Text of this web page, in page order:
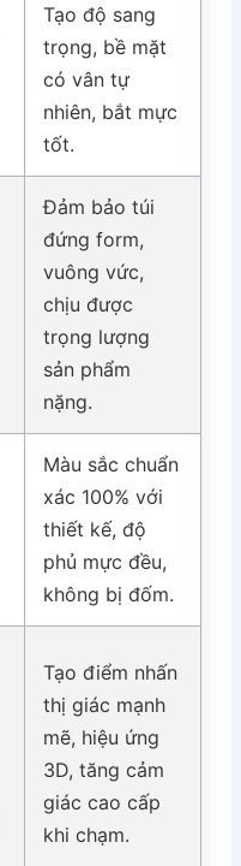
Tạo độ sang
trọng, bề mặt
có vân tự
nhiên, bắt mực
tốt.
Đảm bảo túi
đứng form,
vuông vức,
chịu được
trọng lượng
sản phẩm
nặng.
Màu sắc chuẩn
xác 100% với
thiết kế, độ
phủ mực đều,
không bị đốm.
Tạo điểm nhấn
thị giác mạnh
mẽ, hiệu ứng
3D, tăng cảm
giác cao cấp
khi chạm.